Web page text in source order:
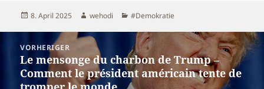
Veröffentlicht
8. April 2025 Autor
wehodi Kategorien
#Demokratie
Beitragsnavigation
VORHERIGER
Vorheriger
Beitrag:
Le mensonge du charbon de Trump –
Comment le président américain tente de